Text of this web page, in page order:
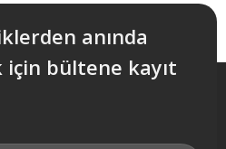
anında
bültene kayıt